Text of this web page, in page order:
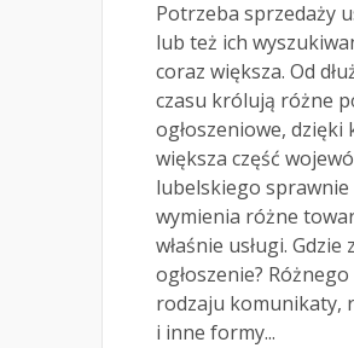
Potrzeba sprzedaży
lub też ich
coraz większa. Od
czasu królują różne
ogłoszeniowe, dzięki
większa część
lubelskiego sprawnie
wymienia różne
właśnie usługi. Gdzie
ogłoszenie? Różnego
rodzaju komunikaty,
i inne formy...